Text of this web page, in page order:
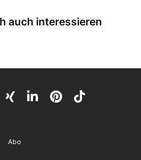
auch interessieren
Abo